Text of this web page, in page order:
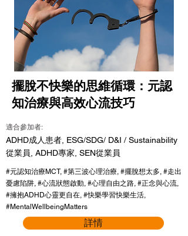
擺脫不快樂的思維循環：元認
知治療與高效心流技巧
適合參加者:
ADHD成人患者, ESG/SDG/ D&I / Sustainability
從業員, ADHD專家, SEN從業員
#元認知治療MCT, #第三波心理治療, #擺脫想太多, #走出
憂慮陷阱, #心流狀態啟動, #心理自由之路, #正念與心流,
#擁抱ADHD心靈更自在, #快樂學習快樂生活,
#MentalWellbeingMatters
詳情